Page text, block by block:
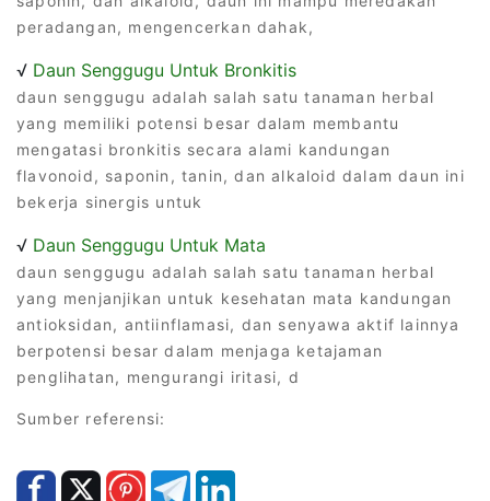
peradangan, mengencerkan dahak,
√ Daun Senggugu Untuk Bronkitis
daun senggugu adalah salah satu tanaman herbal
yang memiliki potensi besar dalam membantu
mengatasi bronkitis secara alami kandungan
flavonoid, saponin, tanin, dan alkaloid dalam daun ini
bekerja sinergis untuk
√ Daun Senggugu Untuk Mata
daun senggugu adalah salah satu tanaman herbal
yang menjanjikan untuk kesehatan mata kandungan
antioksidan, antiinflamasi, dan senyawa aktif lainnya
berpotensi besar dalam menjaga ketajaman
penglihatan, mengurangi iritasi, d
Sumber referensi: